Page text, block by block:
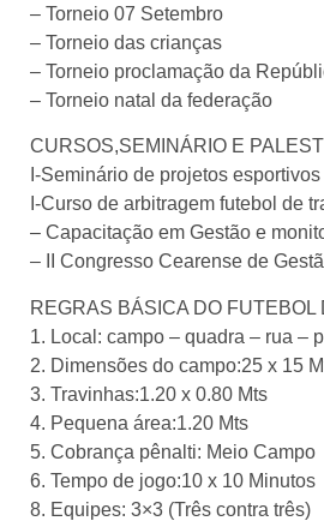
– Torneio 07 Setembro
– Torneio das crianças
– Torneio proclamação da
– Torneio natal da federação
CURSOS,SEMINÁRIO E
I-Seminário de projetos esportivos
I-Curso de arbitragem futebol de
– Capacitação em Gestão e
– II Congresso Cearense de
REGRAS BÁSICA DO FUTEBOL
1. Local: campo – quadra – rua –
2. Dimensões do campo:25 x 15
3. Travinhas:1.20 x 0.80 Mts
4. Pequena área:1.20 Mts
5. Cobrança pênalti: Meio Campo
6. Tempo de jogo:10 x 10 Minutos
8. Equipes: 3×3 (Três contra três)